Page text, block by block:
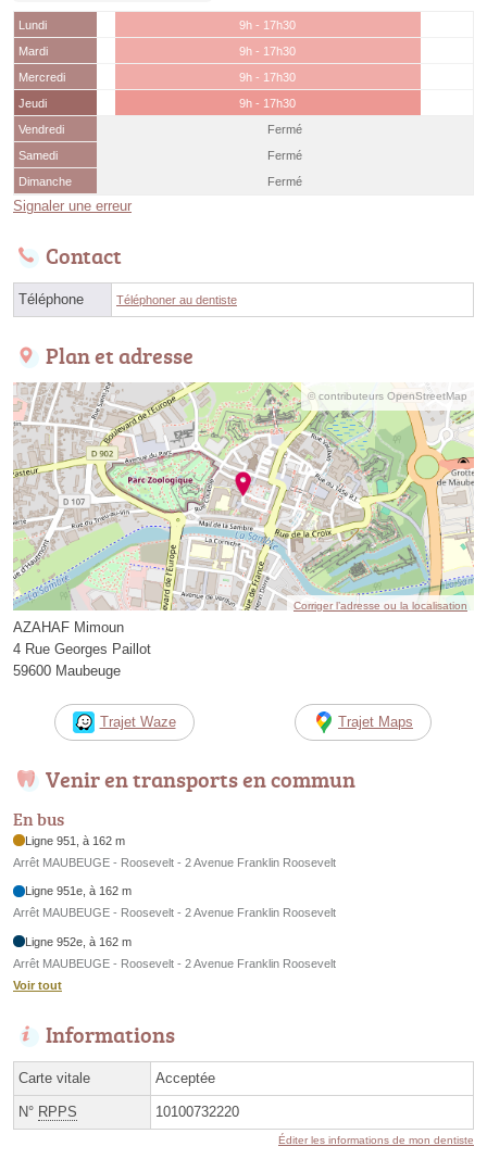
Lundi
9h - 17h30
Mardi
9h - 17h30
Mercredi
9h - 17h30
Jeudi
9h - 17h30
Vendredi
Fermé
Samedi
Fermé
Dimanche
Fermé
Signaler une erreur
Contact
Téléphone Téléphoner au dentiste
Plan et adresse
© contributeurs OpenStreetMap
Corriger l’adresse ou la localisation
AZAHAF Mimoun
4 Rue Georges Paillot
59600 Maubeuge
Trajet Waze Trajet Maps
Venir en transports en commun
En bus
Ligne 951, à 162 m
Arrêt MAUBEUGE - Roosevelt - 2 Avenue Franklin Roosevelt
Ligne 951e, à 162 m
Arrêt MAUBEUGE - Roosevelt - 2 Avenue Franklin Roosevelt
Ligne 952e, à 162 m
Arrêt MAUBEUGE - Roosevelt - 2 Avenue Franklin Roosevelt
Voir tout
Informations
Carte vitale Acceptée
N° RPPS 10100732220
Éditer les informations de mon dentiste